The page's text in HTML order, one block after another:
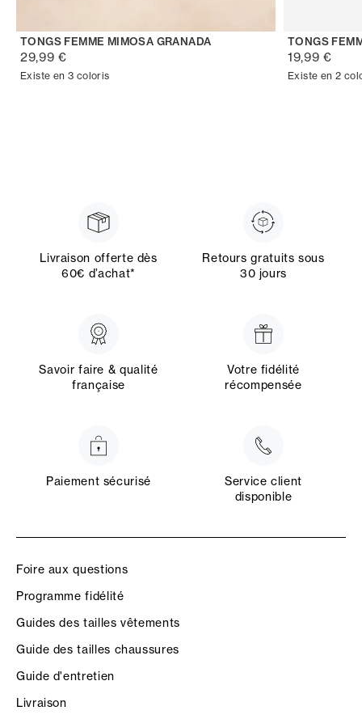
TONGS FEMME MIMOSA GRANADA
29,99 €
Existe en 3 coloris
TONGS
19,99 €
Existe en 2
Livraison offerte dès
60€ d’achat*
Retours gratuits sous
30 jours
Savoir faire & qualité
française
Votre fidélité
récompensée
Paiement sécurisé
Service client
disponible
Foire aux questions
Programme fidélité
Guides des tailles vêtements
Guide des tailles chaussures
Guide d'entretien
Livraison